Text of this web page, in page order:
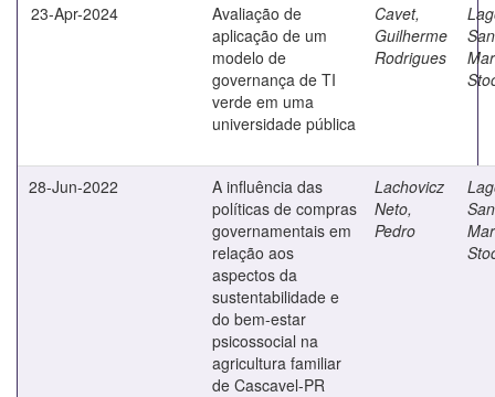
23-Apr-2024
Avaliação de
aplicação de um
modelo de
governança de TI
verde em uma
universidade pública
Cavet,
Guilherme
Rodrigues
28-Jun-2022
A influência das
políticas de compras
governamentais em
relação aos
aspectos da
sustentabilidade e
do bem-estar
psicossocial na
agricultura familiar
de Cascavel-PR
Lachovicz
Neto,
Pedro